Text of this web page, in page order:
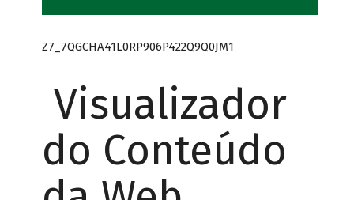
Z7_7QGCHA41L0RP906P422Q9Q0JM1
Visualizador
do Conteúdo